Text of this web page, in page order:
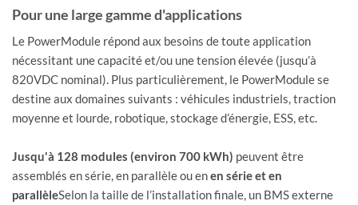
Pour une large gamme d'applications
Le PowerModule répond aux besoins de toute application
nécessitant une capacité et/ou une tension élevée (jusqu’à
820VDC nominal). Plus particulièrement, le PowerModule se
destine aux domaines suivants : véhicules industriels, traction
moyenne et lourde, robotique, stockage d’énergie, ESS, etc.
Jusqu'à 128 modules (environ 700 kWh) peuvent être
assemblés en série, en parallèle ou enen série et en
parallèleSelon la taille de l’installation finale, un BMS externe